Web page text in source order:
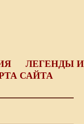
ЛЕГЕНДЫ И
САЙТА